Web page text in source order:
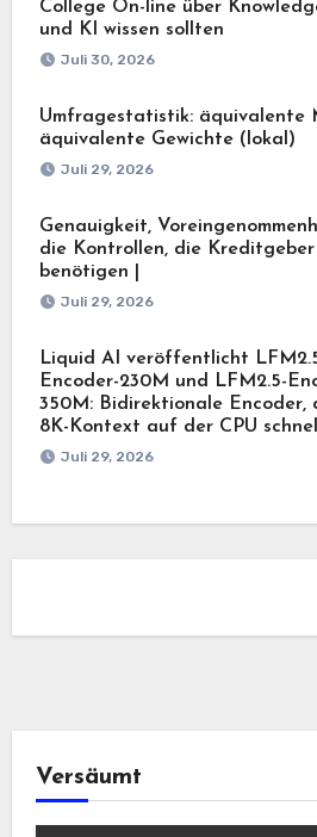
College On-line über
und KI wissen sollten
Juli 30, 2026
Umfragestatistik: äquivalente
äquivalente Gewichte (lokal)
Juli 29, 2026
Genauigkeit,
die Kontrollen, die
benötigen |
Juli 29, 2026
Liquid AI veröffentlicht
Encoder-230M und LFM2.5-
350M: Bidirektionale Encoder,
8K-Kontext auf der CPU
Juli 29, 2026
Versäumt